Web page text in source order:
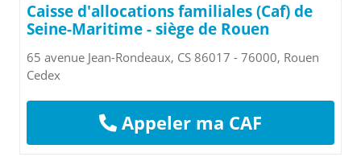
Caisse d'allocations familiales (Caf) de
Seine-Maritime - siège de Rouen
65 avenue Jean-Rondeaux, CS 86017 - 76000, Rouen
Cedex
Appeler ma CAF